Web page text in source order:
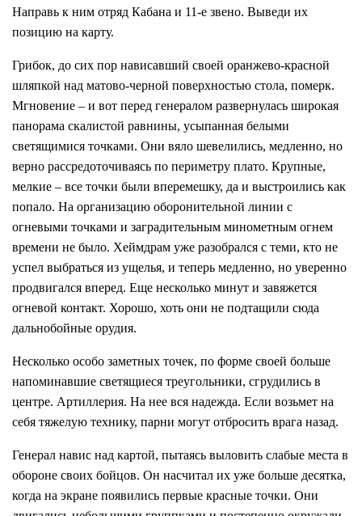
Направь к ним отряд Кабана и 11-е звено. Выведи их
позицию на карту.
Грибок, до сих пор нависавший своей оранжево-красной
шляпкой над матово-черной поверхностью стола, померк.
Мгновение – и вот перед генералом развернулась широкая
панорама скалистой равнины, усыпанная белыми
светящимися точками. Они вяло шевелились, медленно, но
верно рассредоточиваясь по периметру плато. Крупные,
мелкие – все точки были вперемешку, да и выстроились как
попало. На организацию оборонительной линии с
огневыми точками и заградительным минометным огнем
времени не было. Хеймдрам уже разобрался с теми, кто не
успел выбраться из ущелья, и теперь медленно, но уверенно
продвигался вперед. Еще несколько минут и завяжется
огневой контакт. Хорошо, хоть они не подтащили сюда
дальнобойные орудия.
Несколько особо заметных точек, по форме своей больше
напоминавшие светящиеся треугольники, сгрудились в
центре. Артиллерия. На нее вся надежда. Если возьмет на
себя тяжелую технику, парни могут отбросить врага назад.
Генерал навис над картой, пытаясь выловить слабые места в
обороне своих бойцов. Он насчитал их уже больше десятка,
когда на экране появились первые красные точки. Они